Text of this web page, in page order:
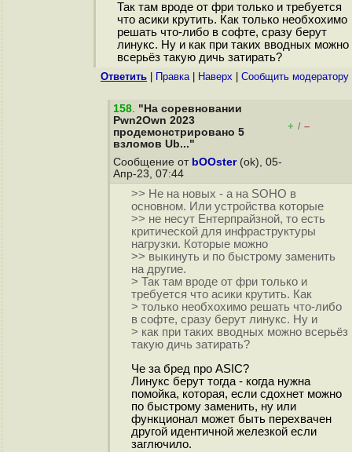
Так там вроде от фри только и требуется
что асики крутить. Как только необхохимо
решать что-либо в софте, сразу берут
линукс. Ну и как при таких вводных можно
всерьёз такую дичь затирать?
Ответить Правка| Наверх Cообщить модератору
158. "На соревновании
Pwn2Own 2023
продемонстрировано 5
взломов Ub..."
+ / –
Сообщение от bOOster(ok), 05-
Апр-23, 07:44
>> Не на новых - а на SOHO в
основном. Или устройства которые
>> не несут Ентерпрайзной, то есть
критической для инфраструктуры
нагрузки. Которые можно
>> выкинуть и по быстрому заменить
на другие.
> Так там вроде от фри только и
требуется что асики крутить. Как
> только необхохимо решать что-либо
в софте, сразу берут линукс. Ну и
> как при таких вводных можно всерьёз
такую дичь затирать?
Че за бред про ASIC?
Линукс берут тогда - когда нужна
помойка, которая, если сдохнет можно
по быстрому заменить, ну или
функционал может быть перехвачен
другой идентичной железкой если
заглючило.